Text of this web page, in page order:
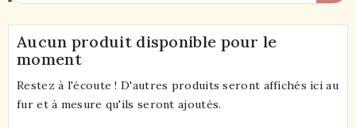
Aucun produit disponible pour le
moment
Restez à l'écoute ! D'autres produits seront affichés ici au
fur et à mesure qu'ils seront ajoutés.